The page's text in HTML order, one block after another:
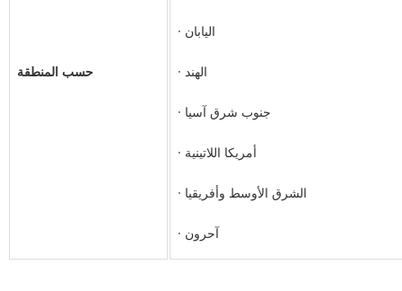
حسب المنطقة
· اليابان
· الهند
· جنوب شرق آسيا
· أمريكا اللاتينية
· الشرق الأوسط وأفريقيا
· آحرون